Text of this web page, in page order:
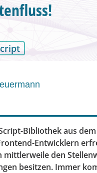
Bibliothek aus
Entwicklern
mittlerweile den
besitzen. Immer